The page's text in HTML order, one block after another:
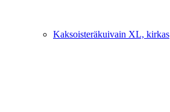
Kaksoisteräkuivain XL, kirkas